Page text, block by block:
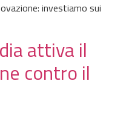
investiamo sui
attiva il
contro il